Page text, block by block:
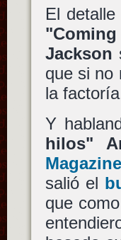
El
Jackson
que si no
la
Y
hilos"
Magazine
salió el
que